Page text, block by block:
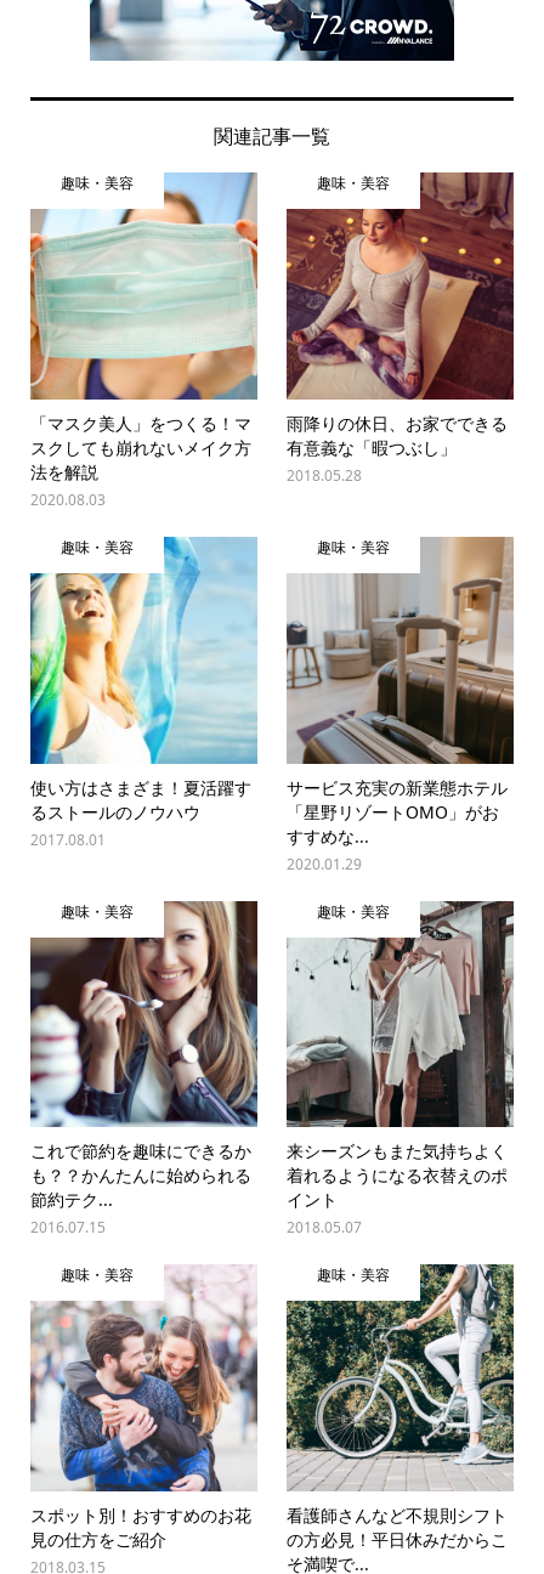
関連記事一覧
趣味・美容
「マスク美人」をつくる！マ
スクしても崩れないメイク方
法を解説
2020.08.03
趣味・美容
雨降りの休日、お家でできる
有意義な「暇つぶし」
2018.05.28
趣味・美容
使い方はさまざま！夏活躍す
るストールのノウハウ
2017.08.01
趣味・美容
サービス充実の新業態ホテル
「星野リゾートOMO」がお
すすめな...
2020.01.29
趣味・美容
これで節約を趣味にできるか
も？？かんたんに始められる
節約テク...
2016.07.15
趣味・美容
来シーズンもまた気持ちよく
着れるようになる衣替えのポ
イント
2018.05.07
趣味・美容
スポット別！おすすめのお花
見の仕方をご紹介
2018.03.15
趣味・美容
看護師さんなど不規則シフト
の方必見！平日休みだからこ
そ満喫で...